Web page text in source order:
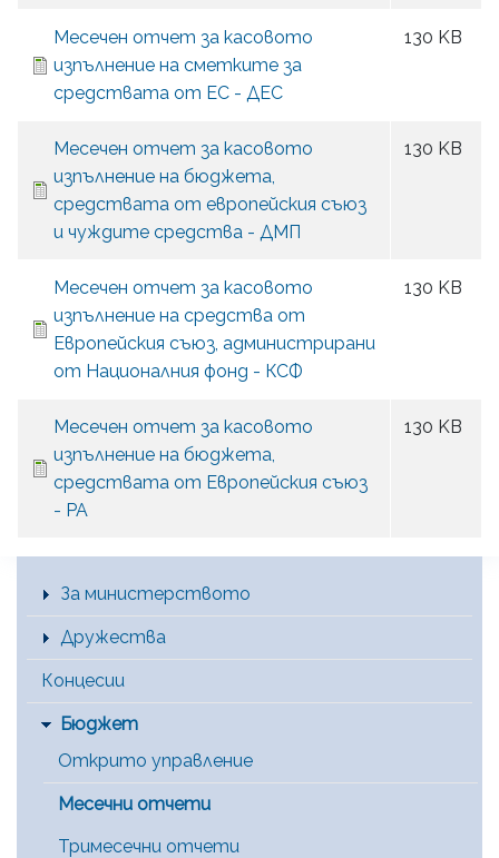
Месечен отчет за касовото
изпълнение на сметките за
средствата от ЕС - ДЕС
130 KB
Месечен отчет за касовото
изпълнение на бюджета,
средствата от европейския съюз
и чуждите средства - ДМП
130 KB
Месечен отчет за касовото
изпълнение на средства от
Европейския съюз, администрирани
от Националния фонд - КСФ
130 KB
Месечен отчет за касовото
изпълнение на бюджета,
средствата от Европейския съюз
- PA
130 KB
Main Menu [BG]
За министерството
Дружества
Концесии
Бюджет
Открито управление
Месечни отчети
Тримесечни отчети